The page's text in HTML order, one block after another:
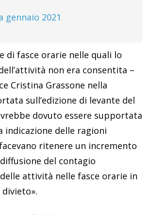
gennaio 2021
di fasce orarie nelle quali lo
non era consentita –
Cristina Grassone nella
sull’edizione di levante del
dovuto essere supportata
indicazione delle ragioni
ritenere un incremento
del contagio
delle attività nelle fasce orarie in